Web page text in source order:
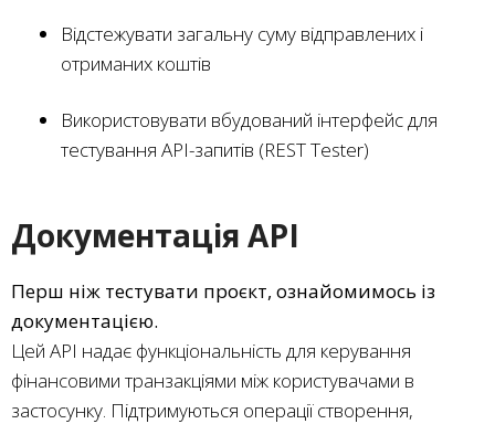
Відстежувати загальну суму відправлених і
отриманих коштів
Використовувати вбудований інтерфейс для
тестування API-запитів (REST Tester)
Документація API
Перш ніж тестувати проєкт, ознайомимось із
документацією.
Цей API надає функціональність для керування
фінансовими транзакціями між користувачами в
застосунку. Підтримуються операції створення,